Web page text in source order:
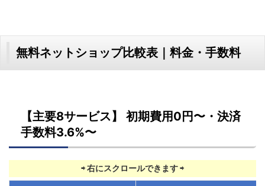
無料ネットショップ比較表｜料金・手数料
【主要8サービス】 初期費用0円〜・決済
手数料3.6%〜